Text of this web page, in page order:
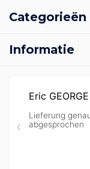
Categorieën
Informatie